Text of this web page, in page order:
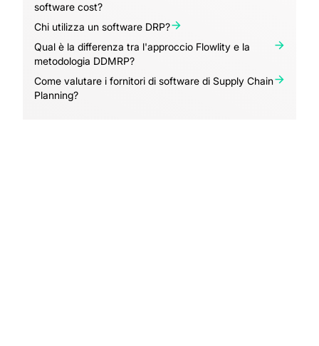
software cost?
Chi utilizza un software DRP?
Qual è la differenza tra l'approccio Flowlity e la
metodologia DDMRP?
Come valutare i fornitori di software di Supply Chain
Planning?